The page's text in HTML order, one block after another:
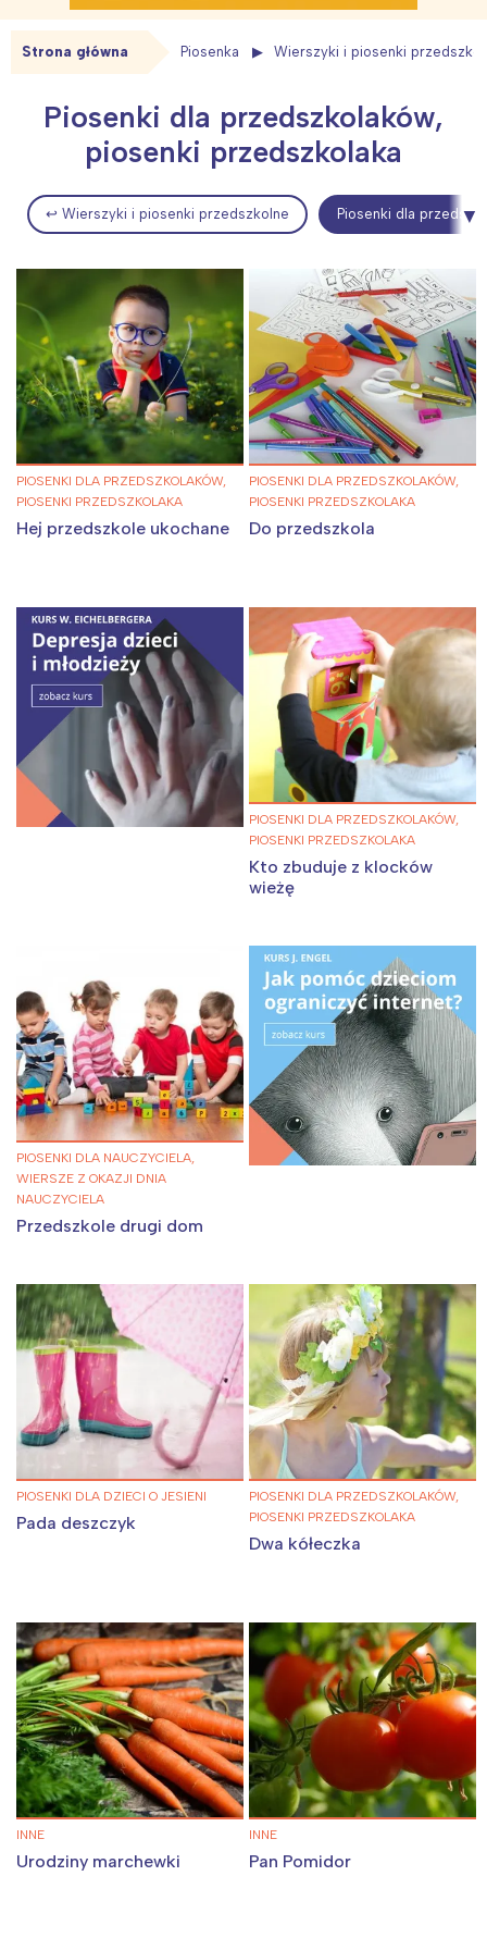
Strona główna Piosenka Wierszyki i piosenki
Piosenki dla przedszkolaków,
piosenki przedszkolaka
↩ Wierszyki i piosenki przedszkolne Piosenki dla
PIOSENKI DLA PRZEDSZKOLAKÓW,
PIOSENKI PRZEDSZKOLAKA
Hej przedszkole ukochane
PIOSENKI DLA PRZEDSZKOLAKÓW,
PIOSENKI PRZEDSZKOLAKA
Do przedszkola
PIOSENKI DLA PRZEDSZKOLAKÓW,
PIOSENKI PRZEDSZKOLAKA
Kto zbuduje z klocków
wieżę
PIOSENKI DLA NAUCZYCIELA,
WIERSZE Z OKAZJI DNIA
NAUCZYCIELA
Przedszkole drugi dom
PIOSENKI DLA DZIECI O JESIENI
Pada deszczyk
PIOSENKI DLA PRZEDSZKOLAKÓW,
PIOSENKI PRZEDSZKOLAKA
Dwa kółeczka
INNE
Urodziny marchewki
INNE
Pan Pomidor